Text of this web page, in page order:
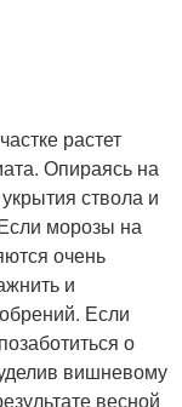
растет
Опираясь на
ствола и
морозы на
очень
и
Если
о
вишневому
весной